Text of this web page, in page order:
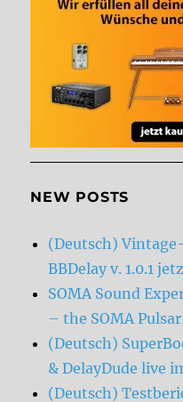
NEW POSTS
(Deutsch)
BBDelay v. 1.0.1
SOMA Sound
– the SOMA
(Deutsch)
& DelayDude live
(Deutsch)